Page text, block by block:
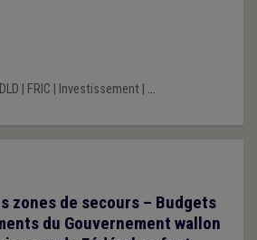
allant de la dotation
FRIC Investissement| ...
zones de secours – Budgets
du Gouvernement wallon